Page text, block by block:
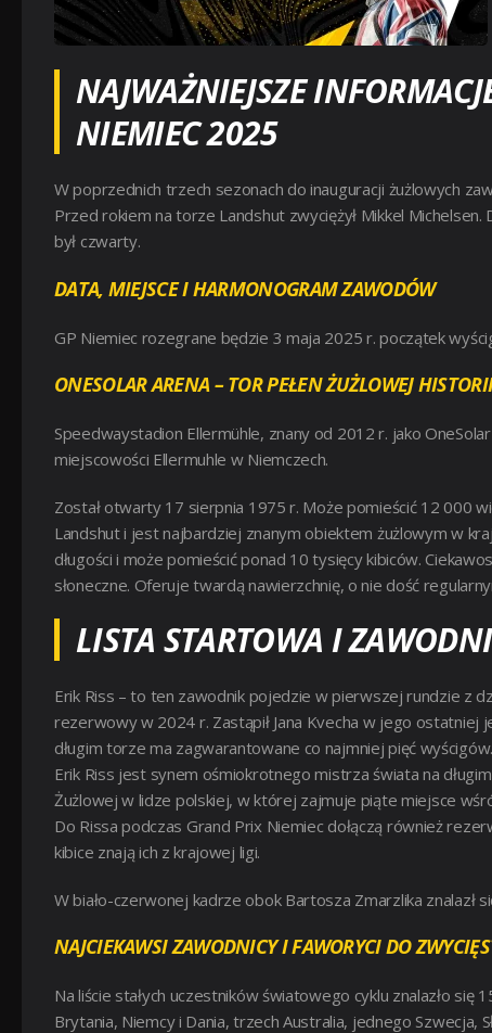
NAJWAŻNIEJSZE
NIEMIEC 2025
W poprzednich trzech sezonach do inauguracji żużlowych
Przed rokiem na torze Landshut zwyciężył Mikkel
był czwarty.
DATA, MIEJSCE I HARMONOGRAM ZAWODÓW
GP Niemiec rozegrane będzie 3 maja 2025 r. początek
ONESOLAR ARENA – TOR PEŁEN ŻUŻLOWEJ
Speedwaystadion Ellermühle, znany od 2012 r. jako
miejscowości Ellermuhle w Niemczech.
Został otwarty 17 sierpnia 1975 r. Może pomieścić 12 000
Landshut i jest najbardziej znanym obiektem żużlowym w
długości i może pomieścić ponad 10 tysięcy kibiców.
słoneczne. Oferuje twardą nawierzchnię, o nie dość
LISTA STARTOWA I
Erik Riss – to ten zawodnik pojedzie w pierwszej rundzie z
rezerwowy w 2024 r. Zastąpił Jana Kvecha w jego
długim torze ma zagwarantowane co najmniej pięć
Erik Riss jest synem ośmiokrotnego mistrza świata na
Żużlowej w lidze polskiej, w której zajmuje piąte miejsce
Do Rissa podczas Grand Prix Niemiec dołączą również
kibice znają ich z krajowej ligi.
W biało-czerwonej kadrze obok Bartosza Zmarzlika znalazł
NAJCIEKAWSI ZAWODNICY I FAWORYCI DO
Na liście stałych uczestników światowego cyklu znalazło
Brytania, Niemcy i Dania, trzech Australia, jednego Szwecja,